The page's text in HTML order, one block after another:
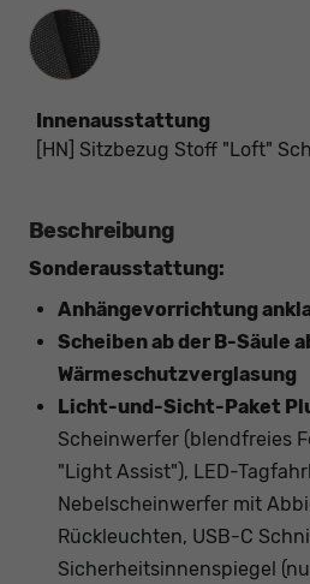
Innenausstattung
Innenausstattung
[HN] Sitzbezug Stoff "Loft"
Beschreibung
Sonderausstattung:
Anhängevorrichtung
Scheiben ab der B-Säule
Wärmeschutzverglasung
Licht-und-Sicht-Paket
Scheinwerfer (blendfreies
"Light Assist"), LED-
Nebelscheinwerfer mit
Rückleuchten, USB-C
Sicherheitsinnenspiegel